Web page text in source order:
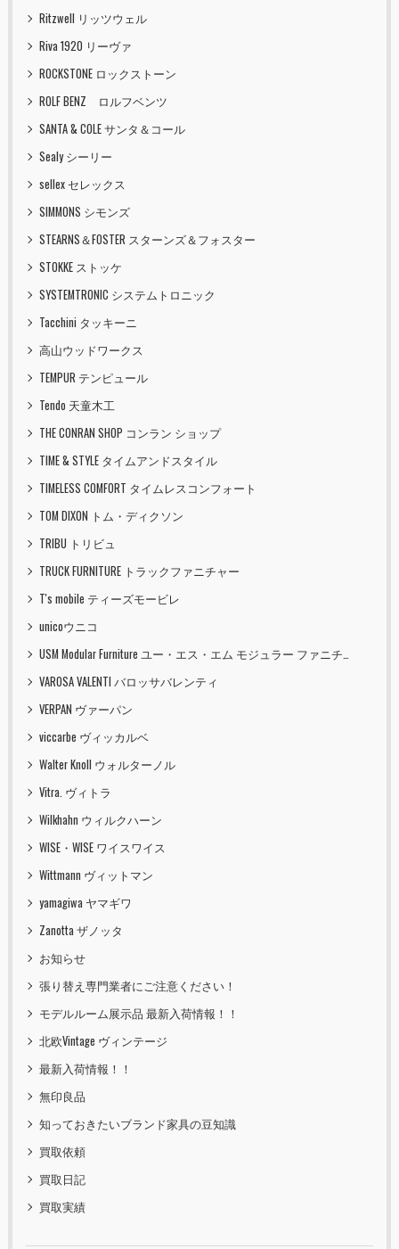
Ritzwell リッツウェル
Riva 1920 リーヴァ
ROCKSTONE ロックストーン
ROLF BENZ ロルフベンツ
SANTA & COLE サンタ＆コール
Sealy シーリー
sellex セレックス
SIMMONS シモンズ
STEARNS＆FOSTER スターンズ＆フォスター
STOKKE ストッケ
SYSTEMTRONIC システムトロニック
Tacchini タッキーニ
高山ウッドワークス
TEMPUR テンピュール
Tendo 天童木工
THE CONRAN SHOP コンラン ショップ
TIME & STYLE タイムアンドスタイル
TIMELESS COMFORT タイムレスコンフォート
TOM DIXON トム・ディクソン
TRIBU トリビュ
TRUCK FURNITURE トラックファニチャー
T's mobile ティーズモービレ
unicoウニコ
USM Modular Furniture ユー・エス・エム モジュラー ファニチャー
VAROSA VALENTI バロッサバレンティ
VERPAN ヴァーパン
viccarbe ヴィッカルベ
Walter Knoll ウォルターノル
Vitra. ヴィトラ
Wilkhahn ウィルクハーン
WISE・WISE ワイスワイス
Wittmann ヴィットマン
yamagiwa ヤマギワ
Zanotta ザノッタ
お知らせ
張り替え専門業者にご注意ください！
モデルルーム展示品 最新入荷情報！！
北欧Vintage ヴィンテージ
最新入荷情報！！
無印良品
知っておきたいブランド家具の豆知識
買取依頼
買取日記
買取実績